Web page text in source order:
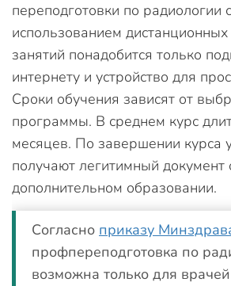
переподготовки по радиологии с
использованием
занятий понадобится только
интернету и устройство для
Сроки обучения зависят от
программы. В среднем курс
месяцев. По завершении курса
получают легитимный документ
дополнительном образовании.
Согласно приказу
профпереподготовка по
возможна только для